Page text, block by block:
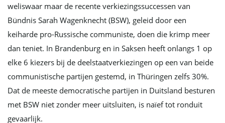
weliswaar maar de recente verkiezingssuccessen van
Bündnis Sarah Wagenknecht (BSW), geleid door een
keiharde pro-Russische communiste, doen die krimp meer
dan teniet. In Brandenburg en in Saksen heeft onlangs 1 op
elke 6 kiezers bij de deelstaatverkiezingen op een van beide
communistische partijen gestemd, in Thüringen zelfs 30%.
Dat de meeste democratische partijen in Duitsland besturen
met BSW niet zonder meer uitsluiten, is naïef tot ronduit
gevaarlijk.